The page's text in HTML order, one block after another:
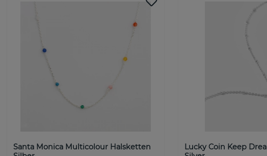
Santa Monica Multicolour Halsketten
Lucky Coin Keep